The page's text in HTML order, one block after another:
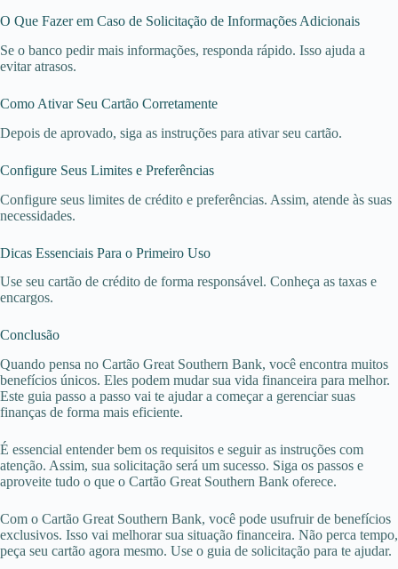
O Que Fazer em Caso de Solicitação de Informações Adicionais
Se o banco pedir mais informações, responda rápido. Isso ajuda a
evitar atrasos.
Como Ativar Seu Cartão Corretamente
Depois de aprovado, siga as instruções para ativar seu cartão.
Configure Seus Limites e Preferências
Configure seus limites de crédito e preferências. Assim, atende às suas
necessidades.
Dicas Essenciais Para o Primeiro Uso
Use seu cartão de crédito de forma responsável. Conheça as taxas e
encargos.
Conclusão
Quando pensa no Cartão Great Southern Bank, você encontra muitos
benefícios únicos. Eles podem mudar sua vida financeira para melhor.
Este guia passo a passo vai te ajudar a começar a gerenciar suas
finanças de forma mais eficiente.
É essencial entender bem os requisitos e seguir as instruções com
atenção. Assim, sua solicitação será um sucesso. Siga os passos e
aproveite tudo o que o Cartão Great Southern Bank oferece.
Com o Cartão Great Southern Bank, você pode usufruir de benefícios
exclusivos. Isso vai melhorar sua situação financeira. Não perca tempo,
peça seu cartão agora mesmo. Use o guia de solicitação para te ajudar.